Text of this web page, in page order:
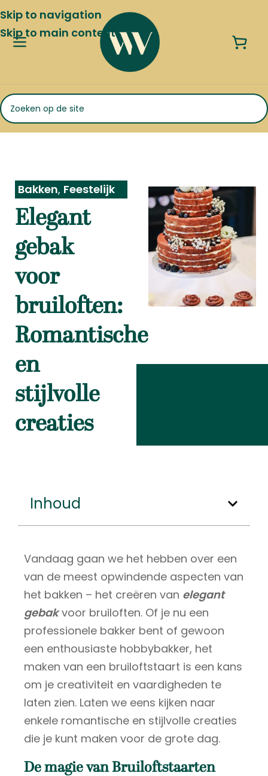
Skip to navigation
Skip to main content
Bakken, Feestelijk
Elegant
gebak
voor
bruiloften:
Romantische
en
stijlvolle
creaties
Inhoud
Vandaag gaan we het hebben over een
van de meest opwindende aspecten van
het bakken – het creëren van elegant
gebakvoor bruiloften. Of je nu een
professionele bakker bent of gewoon
een enthousiaste hobbybakker, het
maken van een bruiloftstaart is een kans
om je creativiteit en vaardigheden te
laten zien. Laten we eens kijken naar
enkele romantische en stijlvolle creaties
die je kunt maken voor de grote dag.
De magie van Bruiloftstaarten